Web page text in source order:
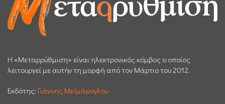
H «Μεταρρύθμιση» είναι ηλεκτρονικός κόμβος ο οποίος
λειτουργεί με αυτήν τη μορφή από τον Μάρτιο του 2012.
Εκδότης: Γιάννης Μεϊμάρογλου